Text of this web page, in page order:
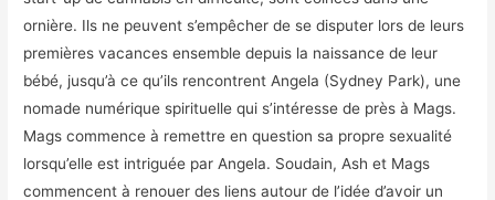
ornière. Ils ne peuvent s’empêcher de se disputer lors de leurs
premières vacances ensemble depuis la naissance de leur
bébé, jusqu’à ce qu’ils rencontrent Angela (Sydney Park), une
nomade numérique spirituelle qui s’intéresse de près à Mags.
Mags commence à remettre en question sa propre sexualité
lorsqu’elle est intriguée par Angela. Soudain, Ash et Mags
commencent à renouer des liens autour de l’idée d’avoir un